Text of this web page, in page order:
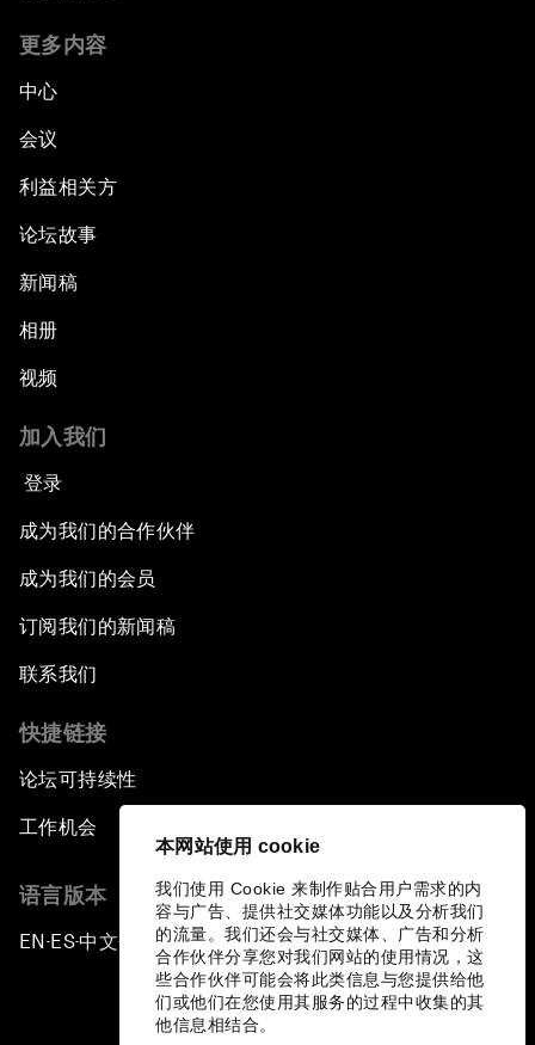
本网站使用 cookie
我们使用 Cookie 来制作贴合用户需求的内
容与广告、提供社交媒体功能以及分析我们
的流量。我们还会与社交媒体、广告和分析
合作伙伴分享您对我们网站的使用情况，这
些合作伙伴可能会将此类信息与您提供给他
们或他们在您使用其服务的过程中收集的其
他信息相结合。
更多内容
中心
会议
利益相关方
论坛故事
新闻稿
相册
视频
加入我们
登录
成为我们的合作伙伴
成为我们的会员
订阅我们的新闻稿
联系我们
快捷链接
论坛可持续性
工作机会
语言版本
EN ▪ ES▪中文▪ 日本語